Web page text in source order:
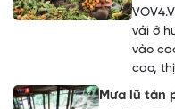
vải ở
vào
cao,
Mưa lũ tàn